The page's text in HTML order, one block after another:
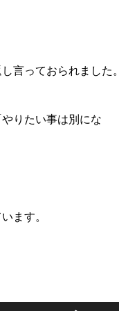
言っておられました。
りたい事は別にな
ます。